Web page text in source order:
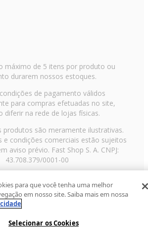
máximo de 5 itens por produto ou
durarem nossos estoques.
de pagamento válidos
para compras efetuadas no site,
diferir na rede de lojas físicas.
produtos são meramente ilustrativas.
e condições comerciais estão sujeitos
aviso prévio. Fast Shop S. A. CNPJ:
43.708.379/0001-00
001, Telefone: 11 3003-3728 ©
- Todos os direitos reservadosRF
para que você tenha uma melhor
em nosso site. Saiba mais em nossa
Selecionar os Cookies